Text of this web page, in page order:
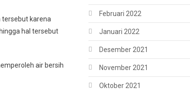
tersebut karena
hal tersebut
air bersih
Februari 2022
Januari 2022
Desember 2021
November 2021
Oktober 2021